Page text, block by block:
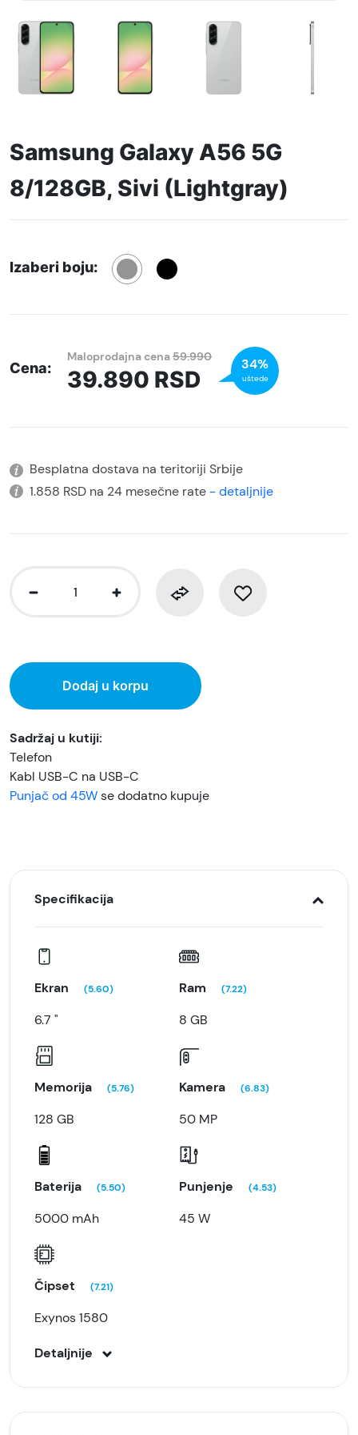
Samsung Galaxy A56 5G
8/128GB, Sivi (Lightgray)
Izaberi boju:
Cena:
Maloprodajna cena59.990
39.890 RSD
34%
uštede
Besplatna dostava na teritoriji Srbije
1.858 RSD na 24 mesečne rate - detaljnije
Dodaj u korpu
Sadržaj u kutiji:
Telefon
Kabl USB-C na USB-C
Punjač od 45Wse dodatno kupuje
Specifikacija
Ekran (5.60)
6.7 "
Ram (7.22)
8 GB
Memorija (5.76)
128 GB
Kamera (6.83)
50 MP
Baterija (5.50)
5000 mAh
Punjenje (4.53)
45 W
Čipset (7.21)
Exynos 1580
Detaljnije